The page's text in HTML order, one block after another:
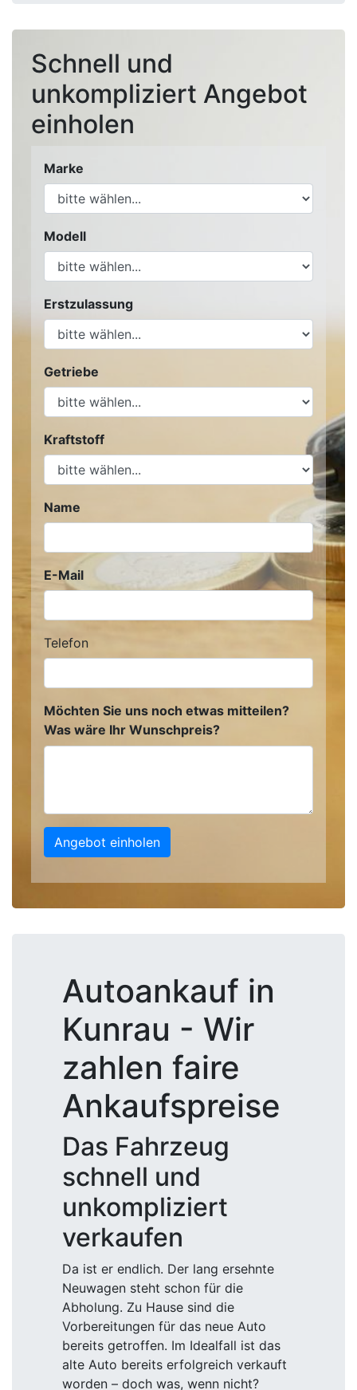
Schnell und
unkompliziert Angebot
einholen
Marke
Modell
Erstzulassung
Getriebe
Kraftstoff
Name
E-Mail
Telefon
Möchten Sie uns noch etwas mitteilen?
Was wäre Ihr Wunschpreis?
Angebot einholen
Autoankauf in
Kunrau - Wir
zahlen faire
Ankaufspreise
Das Fahrzeug
schnell und
unkompliziert
verkaufen
Da ist er endlich. Der lang ersehnte
Neuwagen steht schon für die
Abholung. Zu Hause sind die
Vorbereitungen für das neue Auto
bereits getroffen. Im Idealfall ist das
alte Auto bereits erfolgreich verkauft
worden – doch was, wenn nicht?